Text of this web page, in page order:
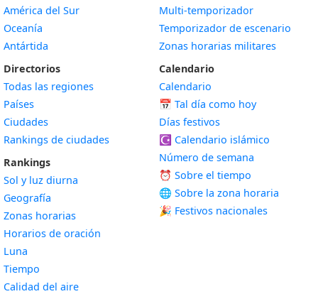
América del Sur
Oceanía
Antártida
Directorios
Todas las regiones
Países
Ciudades
Rankings de ciudades
Rankings
Sol y luz diurna
Geografía
Zonas horarias
Horarios de oración
Luna
Tiempo
Calidad del aire
Multi-temporizador
Temporizador de escenario
Zonas horarias militares
Calendario
Calendario
📅 Tal día como hoy
Días festivos
☪️ Calendario islámico
Número de semana
⏰ Sobre el tiempo
🌐 Sobre la zona horaria
🎉 Festivos nacionales